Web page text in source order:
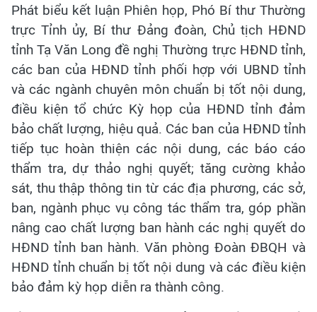
Phát biểu kết luận Phiên họp, Phó Bí thư Thường
trực Tỉnh ủy, Bí thư Đảng đoàn, Chủ tịch HĐND
tỉnh Tạ Văn Long đề nghị Thường trực HĐND tỉnh,
các ban của HĐND tỉnh phối hợp với UBND tỉnh
và các ngành chuyên môn chuẩn bị tốt nội dung,
điều kiện tổ chức Kỳ họp của HĐND tỉnh đảm
bảo chất lượng, hiệu quả. Các ban của HĐND tỉnh
tiếp tục hoàn thiện các nội dung, các báo cáo
thẩm tra, dự thảo nghị quyết; tăng cường khảo
sát, thu thập thông tin từ các địa phương, các sở,
ban, ngành phục vụ công tác thẩm tra, góp phần
nâng cao chất lượng ban hành các nghị quyết do
HĐND tỉnh ban hành. Văn phòng Đoàn ĐBQH và
HĐND tỉnh chuẩn bị tốt nội dung và các điều kiện
bảo đảm kỳ họp diễn ra thành công.